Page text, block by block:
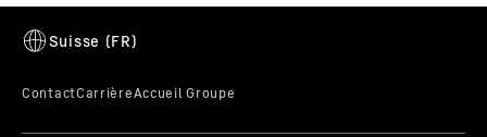
Génération-
Puissance moteur (ISO 9249)